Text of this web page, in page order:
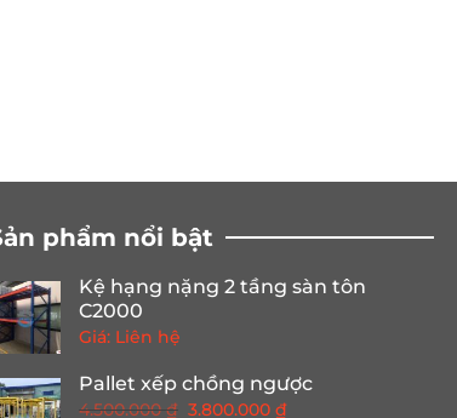
phẩm nổi bật
Kệ hạng nặng 2 tầng sàn tôn
C2000
Giá: Liên hệ
Pallet xếp chồng ngược
4.500.000₫ Giá
3.800.000₫Giá